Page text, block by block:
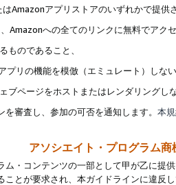
Amazonアプリストアのいずれかで提供
Amazonへの全てのリンクに無料でアク
ものであること、
プリの機能を模倣（エミュレート）しな
ブページをホストまたはレンダリングし
審査し、参加の可否を通知します。 本
アソシエイト・プログラム
ム・コンテンツの一部として甲が乙に提
ことが要求され、本ガイドラインに違反